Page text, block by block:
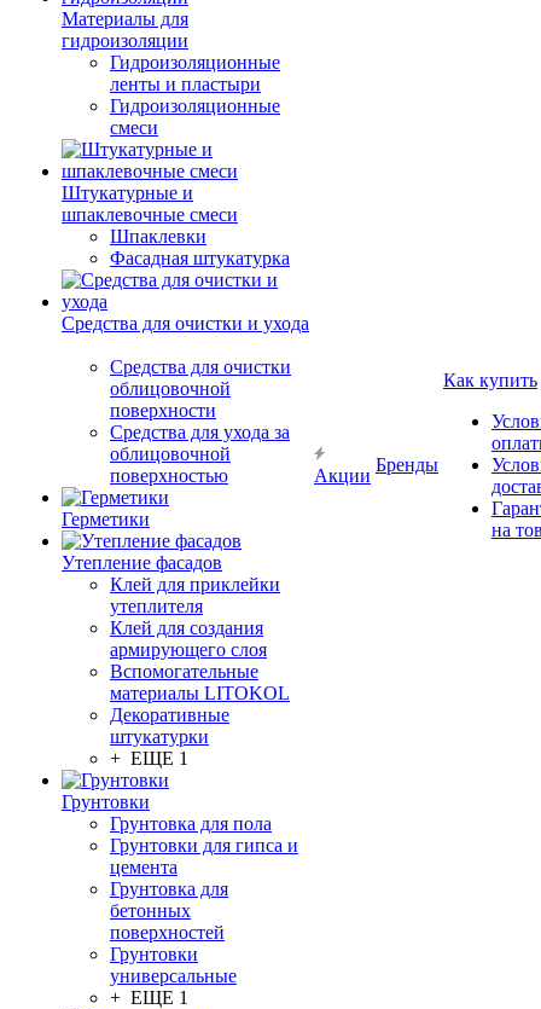
Материалы для
гидроизоляции
Гидроизоляционные
ленты и пластыри
Гидроизоляционные
смеси
Штукатурные и
шпаклевочные смеси
Шпаклевки
Фасадная штукатурка
Средства для очистки и ухода
Средства для очистки
облицовочной
поверхности
Средства для ухода за
облицовочной
поверхностью
Герметики
Утепление фасадов
Клей для приклейки
утеплителя
Клей для создания
армирующего слоя
Вспомогательные
материалы LITOKOL
Декоративные
штукатурки
+ ЕЩЕ 1
Грунтовки
Грунтовка для пола
Грунтовки для гипса и
цемента
Грунтовка для
бетонных
поверхностей
Грунтовки
универсальные
+ ЕЩЕ 1
Акции
Бренды
Как купить
на